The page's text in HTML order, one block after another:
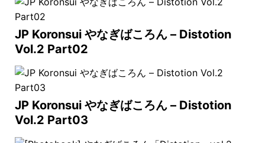
JP Koronsui やなぎばころん – Distotion
Vol.2 Part02
JP Koronsui やなぎばころん – Distotion
Vol.2 Part03